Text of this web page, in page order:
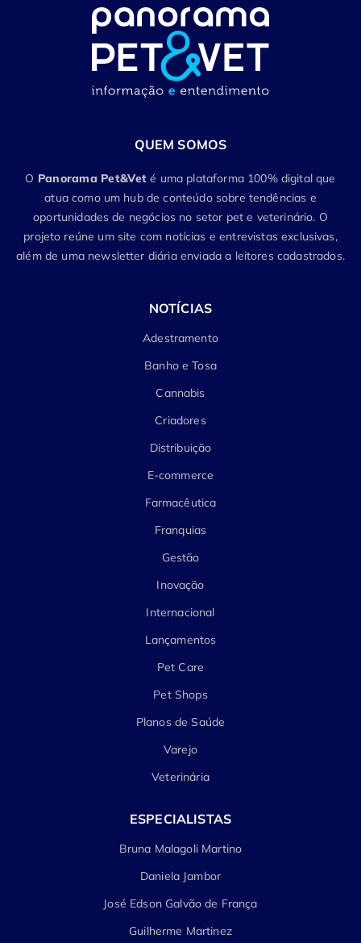
QUEM SOMOS
O Panorama Pet&Vet é uma plataforma 100% digital que
atua como um hub de conteúdo sobre tendências e
oportunidades de negócios no setor pet e veterinário. O
projeto reúne um site com notícias e entrevistas exclusivas,
além de uma newsletter diária enviada a leitores cadastrados.
NOTÍCIAS
Adestramento
Banho e Tosa
Cannabis
Criadores
Distribuição
E-commerce
Farmacêutica
Franquias
Gestão
Inovação
Internacional
Lançamentos
Pet Care
Pet Shops
Planos de Saúde
Varejo
Veterinária
ESPECIALISTAS
Bruna Malagoli Martino
Daniela Jambor
José Edson Galvão de França
Guilherme Martinez